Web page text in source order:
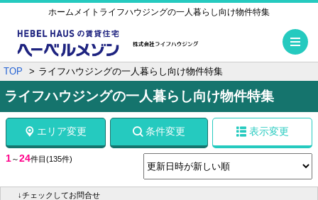
ホームメイトライフハウジングの一人暮らし向け物件特集
TOP ライフハウジングの一人暮らし向け物件特集
ライフハウジングの一人暮らし向け物件特集
エリア変更 条件変更 表示変更
1～24件目 (135件)
↓チェックしてお問合せ